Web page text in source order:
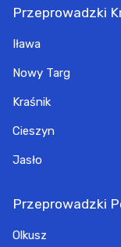
Przeprowadzki
Iława
Nowy Targ
Kraśnik
Cieszyn
Jasło
Przeprowadzki
Olkusz